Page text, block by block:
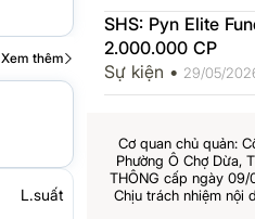
Xem thêm
L.suất
SHS: Pyn Elite Fund (Non-Ucits) đã bán:
2.000.000 CP
Sự kiện • 29/05/
Cơ quan chủ quản:
Phường Ô Chợ Dừa,
THÔNG cấp ngày 09/
Chịu trách nhiệm nội